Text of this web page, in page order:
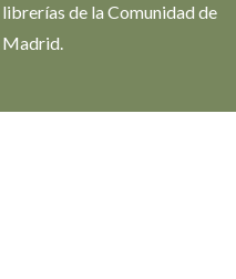
librerías de la Comunidad de
Madrid.